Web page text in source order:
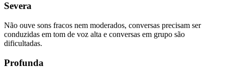
Severa
Não ouve sons fracos nem moderados, conversas precisam ser
conduzidas em tom de voz alta e conversas em grupo são
dificultadas.
Profunda